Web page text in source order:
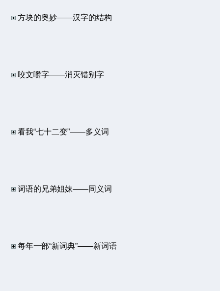
方块的奥妙——汉字的结构
咬文嚼字——消灭错别字
看我“七十二变”——多义词
词语的兄弟姐妹——同义词
每年一部“新词典”——新词语